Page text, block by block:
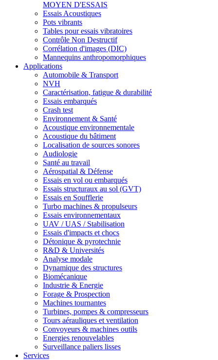
MOYEN D'ESSAIS
Essais Acoustiques
Pots vibrants
Tables pour essais vibratoires
Contrôle Non Destructif
Corrélation d'images (DIC)
Mannequins anthropomorphiques
Applications
Automobile & Transport
NVH
Caractérisation, fatigue & durabilité
Essais embarqués
Crash test
Environnement & Santé
Acoustique environnementale
Acoustique du bâtiment
Localisation de sources sonores
Audiologie
Santé au travail
Aérospatial & Défense
Essais en vol ou embarqués
Essais structuraux au sol (GVT)
Essais en Soufflerie
Turbo machines & propulseurs
Essais environnementaux
UAV / UAS / Stabilisation
Essais d'impacts et chocs
Détonique & pyrotechnie
R&D & Universités
Analyse modale
Dynamique des structures
Biomécanique
Industrie & Energie
Forage & Prospection
Machines tournantes
Turbines, pompes & compresseurs
Tours aérauliques et ventilation
Convoyeurs & machines outils
Energies renouvelables
Surveillance paliers lisses
Services